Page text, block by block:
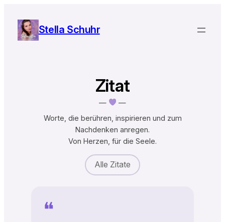
Inhalt
springen
Stella Schuhr
Zitat
—
—
Worte, die berühren, inspirieren und zum
Nachdenken anregen.
Von Herzen, für die Seele.
Alle Zitate
❝